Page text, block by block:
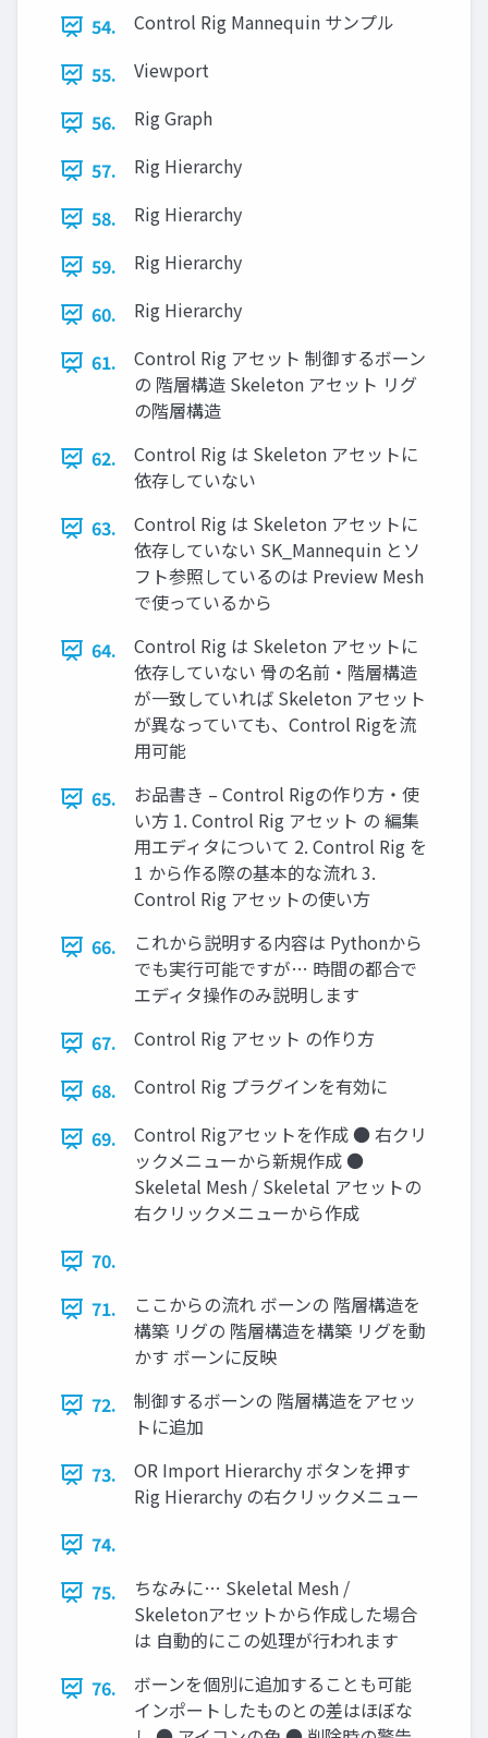
54.
Control Rig Mannequin サンプル
55.
Viewport
56.
Rig Graph
57.
Rig Hierarchy
58.
Rig Hierarchy
59.
Rig Hierarchy
60.
Rig Hierarchy
61.
Control Rig アセット 制御するボーン
の 階層構造 Skeleton アセット リグ
の階層構造
62.
Control Rig は Skeleton アセットに
依存していない
63.
Control Rig は Skeleton アセットに
依存していない SK_Mannequin とソ
フト参照しているのは Preview Mesh
で使っているから
64.
Control Rig は Skeleton アセットに
依存していない 骨の名前・階層構造
が一致していれば Skeleton アセット
が異なっていても、Control Rigを流
用可能
65.
お品書き – Control Rigの作り方・使
い方 1. Control Rig アセット の 編集
用エディタについて 2. Control Rig を
1 から作る際の基本的な流れ 3.
Control Rig アセットの使い方
66.
これから説明する内容は Pythonから
でも実行可能ですが… 時間の都合で
エディタ操作のみ説明します
67.
Control Rig アセット の作り方
68.
Control Rig プラグインを有効に
69.
Control Rigアセットを作成 ● 右クリ
ックメニューから新規作成 ●
Skeletal Mesh / Skeletal アセットの
右クリックメニューから作成
70.
71.
ここからの流れ ボーンの 階層構造を
構築 リグの 階層構造を構築 リグを動
かす ボーンに反映
72.
制御するボーンの 階層構造をアセッ
トに追加
73.
OR Import Hierarchy ボタンを押す
Rig Hierarchy の右クリックメニュー
74.
75.
ちなみに… Skeletal Mesh /
Skeletonアセットから作成した場合
は 自動的にこの処理が行われます
76.
ボーンを個別に追加することも可能
インポートしたものとの差はほぼな